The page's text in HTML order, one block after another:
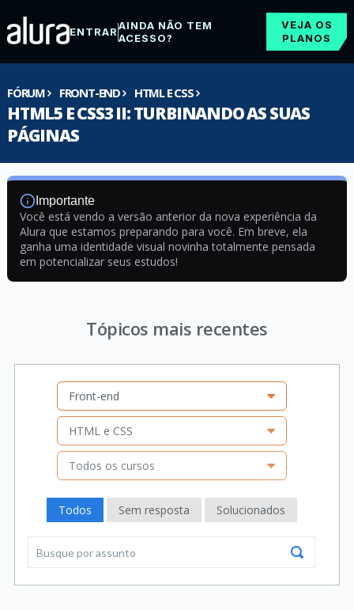
ENTRARAINDA NÃO TEM
ACESSO?
VEJA OS
PLANOS
FÓRUM FRONT-END HTML E CSS
HTML5 E CSS3 II: TURBINANDO AS SUAS
PÁGINAS
Importante
Você está vendo a versão anterior da nova experiência da
Alura que estamos preparando para você. Em breve, ela
ganha uma identidade visual novinha totalmente pensada
em potencializar seus estudos!
Tópicos mais recentes
Front-end
HTML e CSS
Todos os cursos
Todos Sem resposta Solucionados